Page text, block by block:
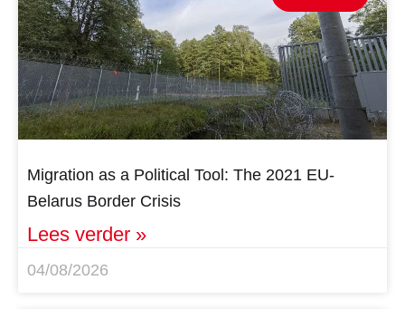
Migration as a Political Tool: The 2021 EU-
Belarus Border Crisis
Lees verder »
04/08/2026